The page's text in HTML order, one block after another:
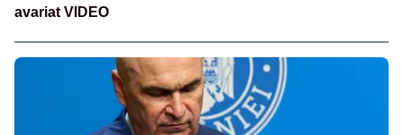
avariat VIDEO